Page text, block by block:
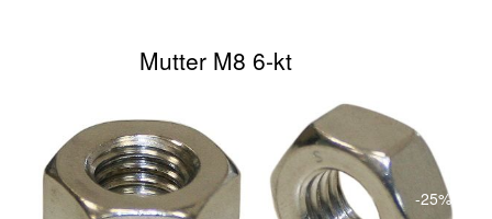
Mutter M8 6-kt
-25%